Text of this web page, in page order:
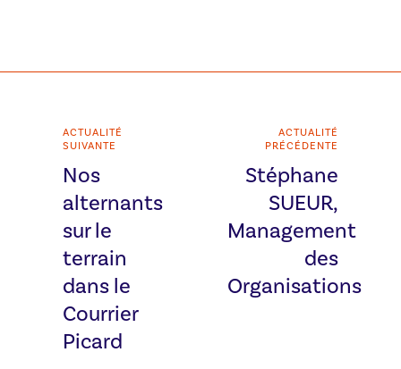
ACTUALITÉ
SUIVANTE
Nos
alternants
sur le
terrain
dans le
Courrier
Picard
ACTUALITÉ
PRÉCÉDENTE
Stéphane
SUEUR,
Management
des
Organisations